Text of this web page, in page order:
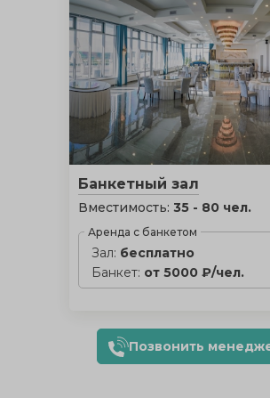
Банкетный зал
Вместимость: 35 - 80 чел.
Аренда с банкетом
Зал: бесплатно
Банкет: от 5000 ₽/чел.
Позвонить